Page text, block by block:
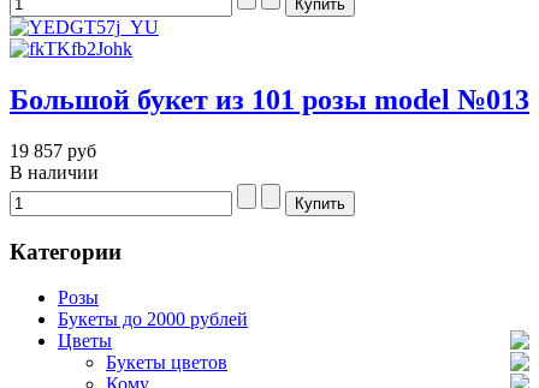
Большой букет из 101 розы model №013
19 857 руб
В наличии
Категории
Розы
Букеты до 2000 рублей
Цветы
Букеты цветов